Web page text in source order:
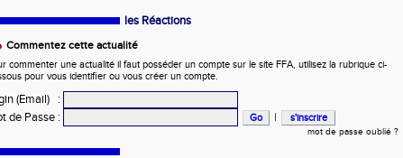
les Réactions
Commentez cette actualité
commenter une actualité il faut posséder un compte sur le site FFA, utilisez la rubrique ci-
pour vous identifier ou vous créer un compte.
(Email)
:
de Passe : |
mot de passe oublié ?